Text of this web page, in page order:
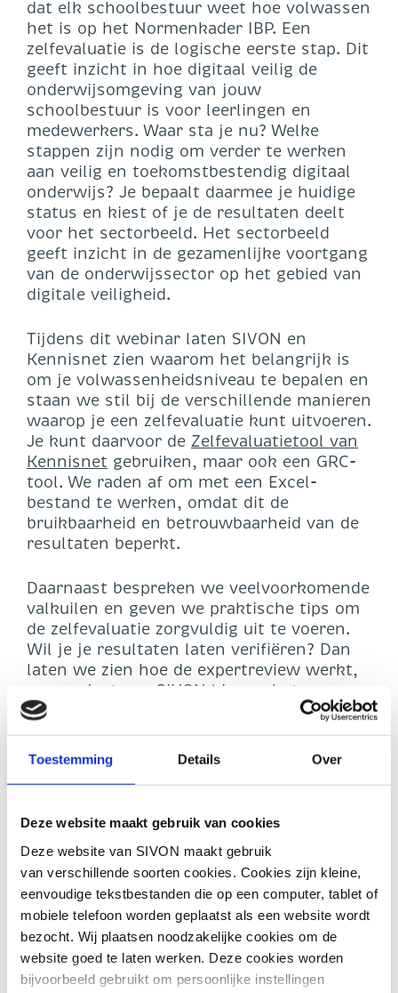
Toestemming Details Over
Deze website maakt gebruik van cookies
Deze website van SIVON maakt gebruik
van verschillende soorten cookies. Cookies zijn kleine,
eenvoudige tekstbestanden die op een computer, tablet of
mobiele telefoon worden geplaatst als een website wordt
bezocht. Wij plaatsen noodzakelijke cookies om de
website goed te laten werken. Deze cookies worden
bijvoorbeeld gebruikt om persoonlijke instellingen
dat elk schoolbestuur weet hoe volwassen
het is op het Normenkader IBP. Een
zelfevaluatie is de logische eerste stap. Dit
geeft inzicht in hoe digitaal veilig de
onderwijsomgeving van jouw
schoolbestuur is voor leerlingen en
medewerkers. Waar sta je nu? Welke
stappen zijn nodig om verder te werken
aan veilig en toekomstbestendig digitaal
onderwijs? Je bepaalt daarmee je huidige
status en kiest of je de resultaten deelt
voor het sectorbeeld. Het sectorbeeld
geeft inzicht in de gezamenlijke voortgang
van de onderwijssector op het gebied van
digitale veiligheid.
Tijdens dit webinar laten SIVON en
Kennisnet zien waarom het belangrijk is
om je volwassenheidsniveau te bepalen en
staan we stil bij de verschillende manieren
waarop je een zelfevaluatie kunt uitvoeren.
Je kunt daarvoor de Zelfevaluatietool van
Kennisnet gebruiken, maar ook een GRC-
tool. We raden af om met een Excel-
bestand te werken, omdat dit de
bruikbaarheid en betrouwbaarheid van de
resultaten beperkt.
Daarnaast bespreken we veelvoorkomende
valkuilen en geven we praktische tips om
de zelfevaluatie zorgvuldig uit te voeren.
Wil je je resultaten laten verifiëren? Dan
laten we zien hoe de expertreview werkt,
een project van SIVON binnen het
programma Digitaal Veilig Onderwijs. Tot
slot bespreken we de uitkomsten. Op
basis hiervan kun je een planning en
roadmap opstellen om stapsgewijs toe te
Normenkader IBP in 2030.
Er is volop ruimte om vragen te stellen
aan de experts.
Voor wie?
Schoolbesturen die nog aan het begin